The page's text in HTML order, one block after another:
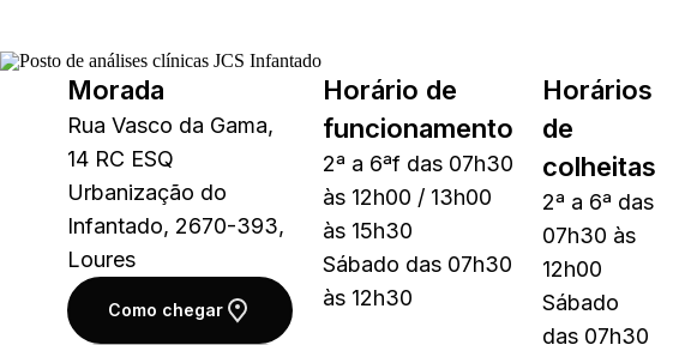
Morada
Rua Vasco da Gama,
14 RC ESQ
Urbanização do
Infantado, 2670-393,
Loures
Como chegar
Horário de
funcionamento
2ª a 6ªf das 07h30
às 12h00 / 13h00
às 15h30
Sábado das 07h30
às 12h30
Horários
de
colheitas
2ª a 6ª das
07h30 às
12h00
Sábado
das 07h30